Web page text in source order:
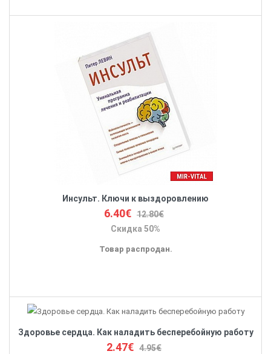
Инсульт. Ключи к выздоровлению
6.40€ 12.80€
Скидка 50%
Товар распродан.
Здоровье сердца. Как наладить бесперебойную работу
2.47€ 4.95€